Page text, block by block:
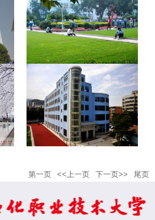
第一页 <<上一页 下一页>> 尾页